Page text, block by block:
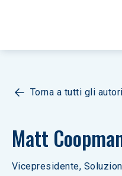
Torna a tutti gli autori
Matt
Vicepresidente,